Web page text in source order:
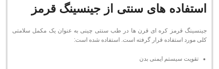
استفاده های سنتی از جینسینگ قرمز
جینسینگ قرمز کره ای قرن ها در طب سنتی چینی به عنوان یک مکمل سلامتی
کلی مورد استفاده قرار گرفته است. استفاده شده است:
تقویت سیستم ایمنی بدن